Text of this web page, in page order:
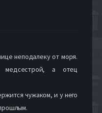
неподалеку от моря.
а отец
чужаком, и у него